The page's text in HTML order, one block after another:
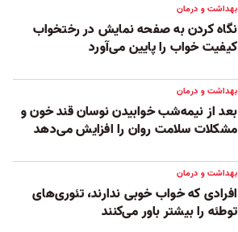
بهداشت و درمان
نگاه‌ کردن به صفحه نمایش در رختخواب
کیفیت خواب را پایین می‌آورد
بهداشت و درمان
بعد از نیمه‌شب خوابیدن نوسان‌ قند خون و
مشکلات سلامت روان را افزایش می‌دهد
بهداشت و درمان
افرادی که خواب خوبی ندارند، تئوری‌های
توطئه را بیشتر باور می‌کنند